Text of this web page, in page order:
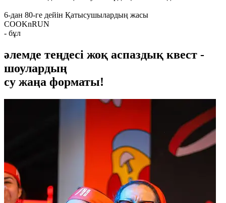
6-дан 80-ге дейін Қатысушылардың жасы
COOKnRUN
- бұл
әлемде теңдесі жоқ аспаздық квест -
шоулардың
су жаңа форматы!